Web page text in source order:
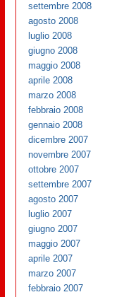
settembre 2008
agosto 2008
luglio 2008
giugno 2008
maggio 2008
aprile 2008
marzo 2008
febbraio 2008
gennaio 2008
dicembre 2007
novembre 2007
ottobre 2007
settembre 2007
agosto 2007
luglio 2007
giugno 2007
maggio 2007
aprile 2007
marzo 2007
febbraio 2007